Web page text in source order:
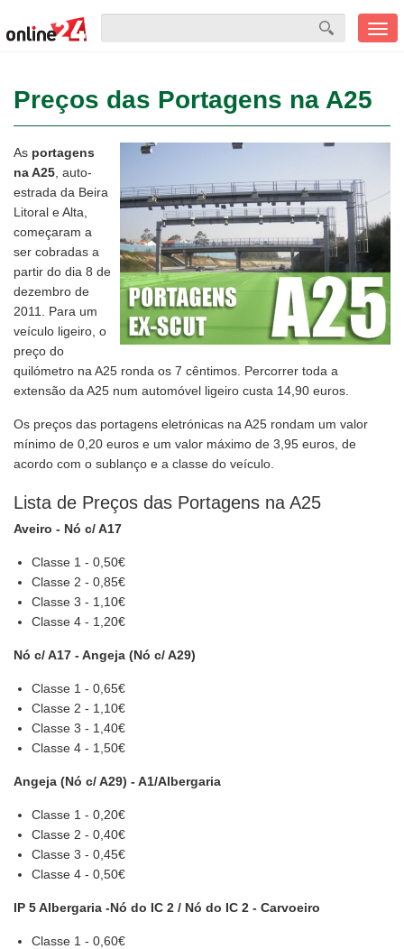
Preços das Portagens na A25
As portagens
na A25 , auto-
estrada da Beira
Litoral e Alta,
começaram a
ser cobradas a
partir do dia 8 de
dezembro de
2011. Para um
veículo ligeiro, o
preço do
quilómetro na A25 ronda os 7 cêntimos. Percorrer toda a
extensão da A25 num automóvel ligeiro custa 14,90 euros.
Os preços das portagens eletrónicas na A25 rondam um valor
mínimo de 0,20 euros e um valor máximo de 3,95 euros, de
acordo com o sublanço e a classe do veículo.
Lista de Preços das Portagens na A25
Aveiro - Nó c/ A17
Classe 1 - 0,50€
Classe 2 - 0,85€
Classe 3 - 1,10€
Classe 4 - 1,20€
Nó c/ A17 - Angeja (Nó c/ A29)
Classe 1 - 0,65€
Classe 2 - 1,10€
Classe 3 - 1,40€
Classe 4 - 1,50€
Angeja (Nó c/ A29) - A1/Albergaria
Classe 1 - 0,20€
Classe 2 - 0,40€
Classe 3 - 0,45€
Classe 4 - 0,50€
IP 5 Albergaria -Nó do IC 2 / Nó do IC 2 - Carvoeiro
Classe 1 - 0,60€